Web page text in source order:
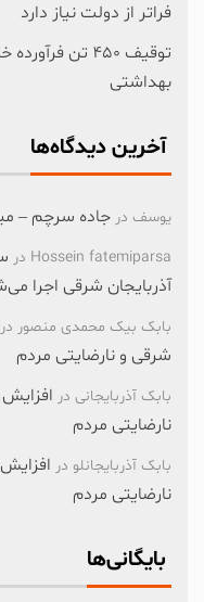
فراتر از دولت نیاز دارد
توقیف ۴۵۰ تن
بهداشتی
آخرین دیدگاه‌ها
یوسف در جاده سرچم –
Hossein fatemiparsa در
آذربایجان شرقی اجرا
بابک بیک محمدی منصور در
شرقی و نارضایتی مردم
بابک آذربایجانی در
نارضایتی مردم
بابک آذربایجانلو در
نارضایتی مردم
بایگانی‌ها